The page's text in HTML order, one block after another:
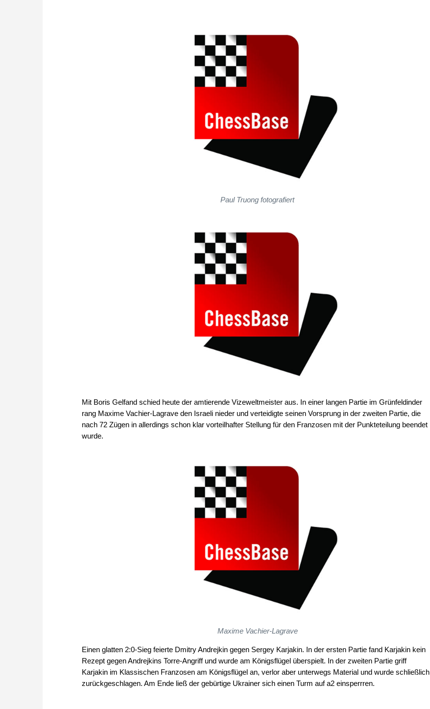
Paul Truong fotografiert
Mit Boris Gelfand schied heute der amtierende Vizeweltmeister aus. In einer langen Partie im Grünfeldinder
rang Maxime Vachier-Lagrave den Israeli nieder und verteidigte seinen Vorsprung in der zweiten Partie, die
nach 72 Zügen in allerdings schon klar vorteilhafter Stellung für den Franzosen mit der Punkteteilung beendet
wurde.
Maxime Vachier-Lagrave
Einen glatten 2:0-Sieg feierte Dmitry Andrejkin gegen Sergey Karjakin. In der ersten Partie fand Karjakin kein
Rezept gegen Andrejkins Torre-Angriff und wurde am Königsflügel überspielt. In der zweiten Partie griff
Karjakin im Klassischen Franzosen am Königsflügel an, verlor aber unterwegs Material und wurde schließlich
zurückgeschlagen. Am Ende ließ der gebürtige Ukrainer sich einen Turm auf a2 einsperrren.